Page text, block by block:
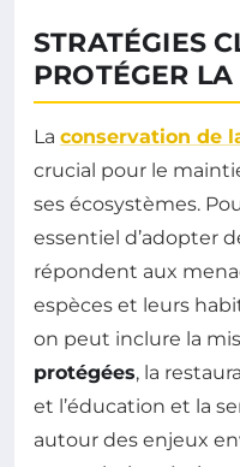
STRATÉGIES
PROTÉGER
La conservation de
crucial pour le
ses écosystèmes.
essentiel d’adopter
répondent aux
espèces et leurs
on peut inclure la
protégées, la
et l’éducation et la
autour des enjeux